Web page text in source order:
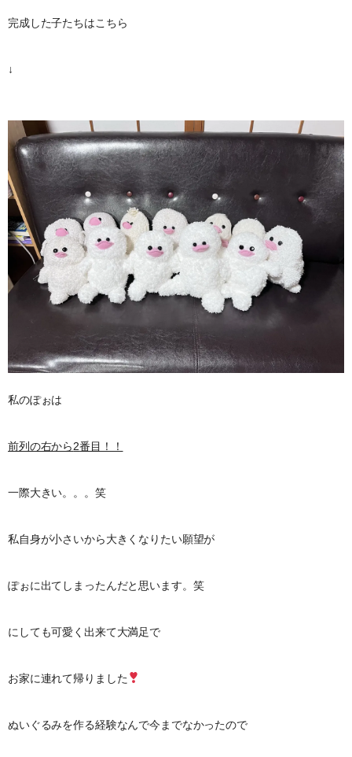
完成した子たちはこちら
↓
私のぽぉは
前列の右から2番目！！
一際大きい。。。笑
私自身が小さいから大きくなりたい願望が
ぽぉに出てしまったんだと思います。笑
にしても可愛く出来て大満足で
お家に連れて帰りました
ぬいぐるみを作る経験なんで今までなかったので